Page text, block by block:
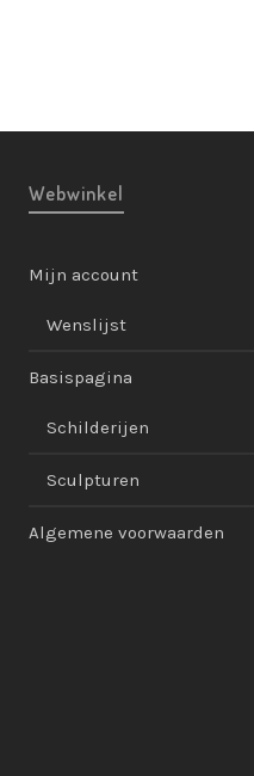
Webwinkel
Mijn account
Wenslijst
Basispagina
Schilderijen
Sculpturen
Algemene voorwaarden